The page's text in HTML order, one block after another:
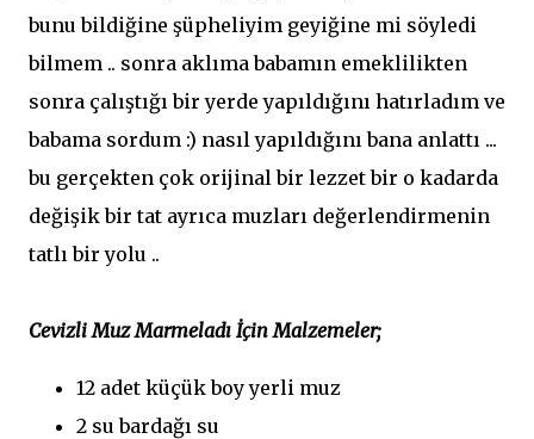
bunu bildiğine şüpheliyim geyiğine mi söyledi
bilmem .. sonra aklıma babamın emeklilikten
sonra çalıştığı bir yerde yapıldığını hatırladım ve
babama sordum :) nasıl yapıldığını bana anlattı ...
bu gerçekten çok orijinal bir lezzet bir o kadarda
değişik bir tat ayrıca muzları değerlendirmenin
tatlı bir yolu ..
Cevizli Muz Marmeladı İçin Malzemeler;
12 adet küçük boy yerli muz
2 su bardağı su